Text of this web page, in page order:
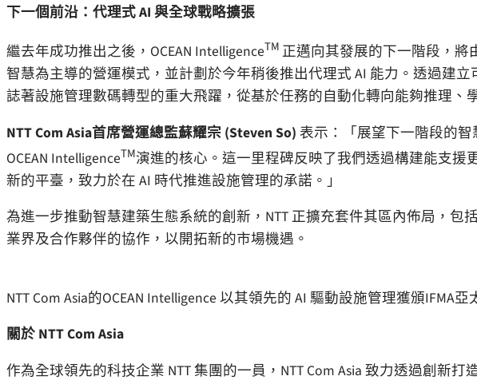
下一個前沿：代理式 AI 與全球戰略擴張
繼去年成功推出之後，OCEAN IntelligenceTM 正邁向其發展的下一階段，將
智慧為主導的營運模式，並計劃於今年稍後推出代理式 AI 能力。透過建
誌著設施管理數碼轉型的重大飛躍，從基於任務的自動化轉向能夠推理、
NTT Com Asia首席營運總監蘇耀宗 (Steven So) 表示：「展望下一階段的
OCEAN IntelligenceTM演進的核心。這一里程碑反映了我們透過構建能支援
新的平臺，致力於在 AI 時代推進設施管理的承諾。」
為進一步推動智慧建築生態系統的創新，NTT 正擴充套件其區內佈局，包
業界及合作夥伴的協作，以開拓新的市場機遇。
NTT Com Asia的OCEAN Intelligence 以其領先的 AI 驅動設施管理獲頒IFMA
關於 NTT Com Asia
作為全球領先的科技企業 NTT 集團的一員，NTT Com Asia 致力透過創新打